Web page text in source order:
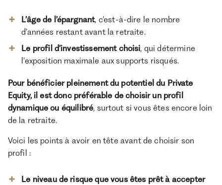
L’âge de l’épargnant, c’est-à-dire le nombre
d’années restant avant la retraite.
Le profil d’investissement choisi, qui détermine
l’exposition maximale aux supports risqués.
Pour bénéficier pleinement du potentiel du Private
Equity, il est donc préférable de choisir un profil
dynamique ou équilibré, surtout si vous êtes encore loin
de la retraite.
Voici les points à avoir en tête avant de choisir son
profil :
Le niveau de risque que vous êtes prêt à accepter